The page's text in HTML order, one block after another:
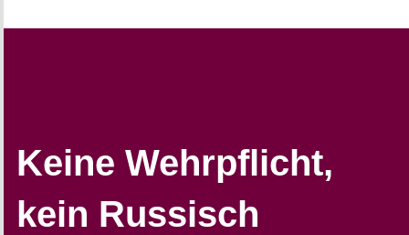
Keine Wehrpflicht,
kein Russisch